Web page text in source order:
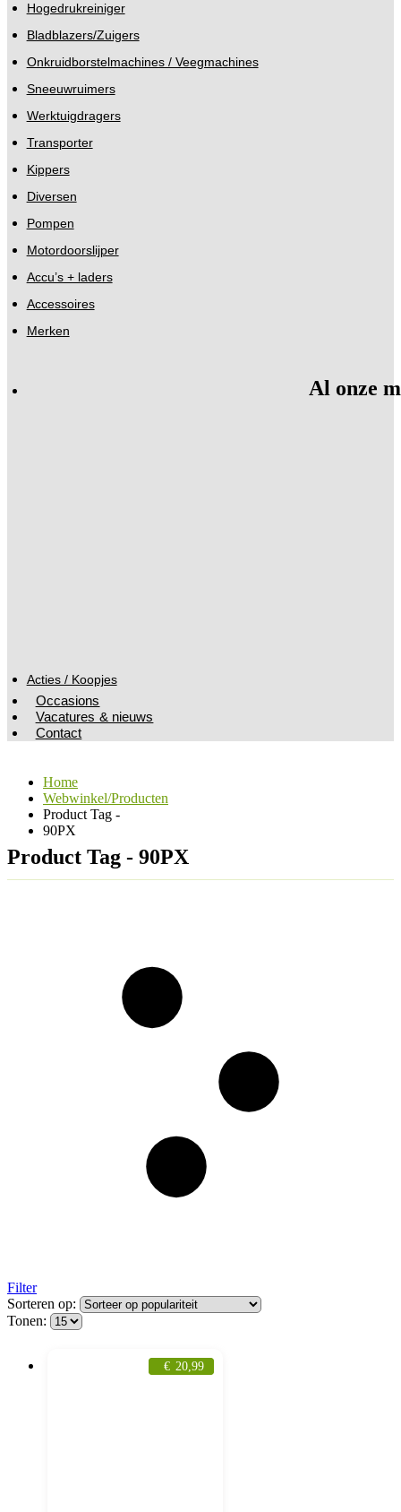
Hogedrukreiniger
Bladblazers/Zuigers
Onkruidborstelmachines / Veegmachines
Sneeuwruimers
Werktuigdragers
Transporter
Kippers
Diversen
Pompen
Motordoorslijper
Accu’s + laders
Accessoires
Merken
Al onze
Acties / Koopjes
Occasions
Vacatures & nieuws
Contact
Home
Webwinkel/Producten
Product Tag -
90PX
Product Tag - 90PX
Filter
Sorteren op:
Tonen:
€ 20,99